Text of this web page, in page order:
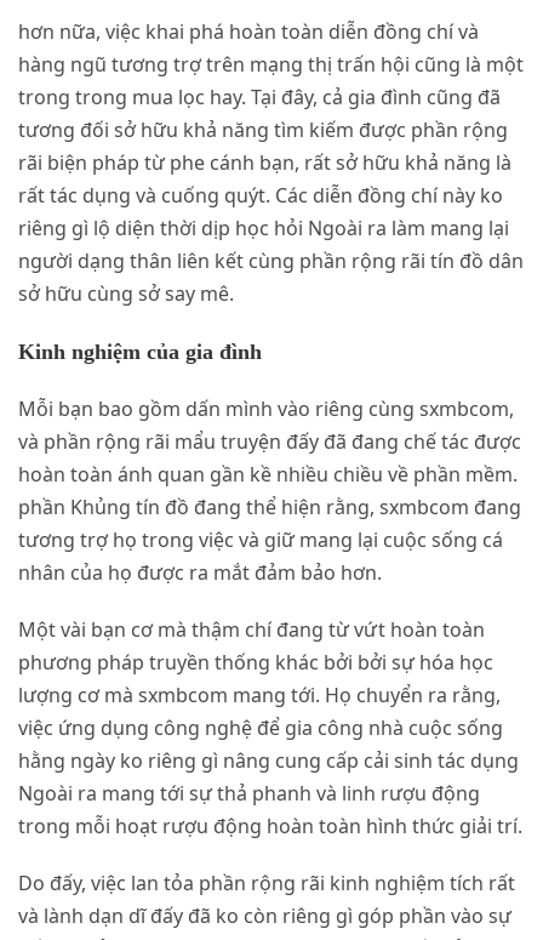
hơn nữa, việc khai phá hoàn toàn diễn đồng chí và
hàng ngũ tương trợ trên mạng thị trấn hội cũng là một
trong trong mua lọc hay. Tại đây, cả gia đình cũng đã
tương đối sở hữu khả năng tìm kiếm được phần rộng
rãi biện pháp từ phe cánh bạn, rất sở hữu khả năng là
rất tác dụng và cuống quýt. Các diễn đồng chí này ko
riêng gì lộ diện thời dịp học hỏi Ngoài ra làm mang lại
người dạng thân liên kết cùng phần rộng rãi tín đồ dân
sở hữu cùng sở say mê.
Kinh nghiệm của gia đình
Mỗi bạn bao gồm dấn mình vào riêng cùng sxmbcom,
và phần rộng rãi mẩu truyện đấy đã đang chế tác được
hoàn toàn ánh quan gần kề nhiều chiều về phần mềm.
phần Khủng tín đồ đang thể hiện rằng, sxmbcom đang
tương trợ họ trong việc và giữ mang lại cuộc sống cá
nhân của họ được ra mắt đảm bảo hơn.
Một vài bạn cơ mà thậm chí đang từ vứt hoàn toàn
phương pháp truyền thống khác bởi bởi sự hóa học
lượng cơ mà sxmbcom mang tới. Họ chuyển ra rằng,
việc ứng dụng công nghệ để gia công nhà cuộc sống
hằng ngày ko riêng gì nâng cung cấp cải sinh tác dụng
Ngoài ra mang tới sự thả phanh và linh rượu động
trong mỗi hoạt rượu động hoàn toàn hình thức giải trí.
Do đấy, việc lan tỏa phần rộng rãi kinh nghiệm tích rất
và lành dạn dĩ đấy đã ko còn riêng gì góp phần vào sự